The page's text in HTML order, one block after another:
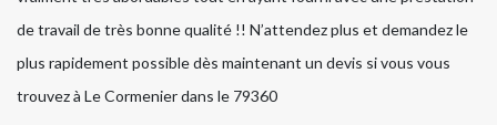
de travail de très bonne qualité !! N’attendez plus et demandez le
plus rapidement possible dès maintenant un devis si vous vous
trouvez à Le Cormenier dans le 79360